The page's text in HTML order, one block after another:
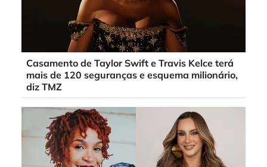
Casamento de Taylor Swift e Travis Kelce terá
mais de 120 seguranças e esquema milionário,
diz TMZ